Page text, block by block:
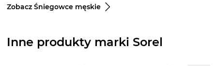
Zobacz Śniegowce męskie
Inne produkty marki Sorel